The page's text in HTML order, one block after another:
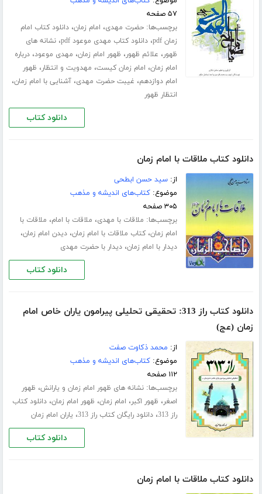
۵۷ صفحه
برچسب‌ها:حضرت مهدی، امام زمان،دانلود کتاب امام
زمان pdf
،دانلود کتاب مهدی موعود pdf ،نشانه های
ظهور، علائم ظهور، ظهور امام زمان، مهدی موعود،درباره
امام زمان، امام زمان کیست، مهدویت و انتظار، ظهور
امام دوازدهم، غیبت حضرت مهدی،آشنایی با امام زمان،
انتظار ظهور
دانلود کتاب
دانلود کتاب ملاقات با امام زمان
از:سید حسن ابطحی
موضوع:کتاب‌های اندیشه و مذهب
۳۰۵ صفحه
برچسب‌ها: ملاقات با مهدی، ملاقات با امام، ملاقات با
امام زمان،کتاب ملاقات با امام زمان،دیدن امام زمان،
دیدار با امام زمان،دیدار با حضرت مهدی
دانلود کتاب
دانلود کتاب راز 313: تحقیقی تحلیلی پیرامون یاران خاص امام
زمان (عج)
از: محمد ذکاوت صفت
موضوع:کتاب‌های اندیشه و مذهب
۱۱۲ صفحه
برچسب‌ها:نشانه های ظهور امام زمان و یارانش، ظهور
اصغر، ظهور اکبر، امام زمان، ظهور امام زمان،دانلود کتاب
راز 313
،دانلود رایگان کتاب راز 313 ، یاران امام زمان
دانلود کتاب
دانلود کتاب ملاقات با امام زمان